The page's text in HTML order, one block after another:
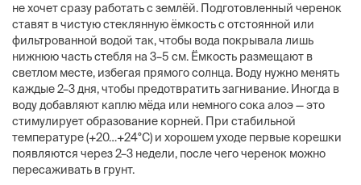
не хочет сразу работать с землёй. Подготовленный черенок
ставят в чистую стеклянную ёмкость с отстоянной или
фильтрованной водой так, чтобы вода покрывала лишь
нижнюю часть стебля на 3–5 см. Ёмкость размещают в
светлом месте, избегая прямого солнца. Воду нужно менять
каждые 2–3 дня, чтобы предотвратить загнивание. Иногда в
воду добавляют каплю мёда или немного сока алоэ — это
стимулирует образование корней. При стабильной
температуре (+20…+24°C) и хорошем уходе первые корешки
появляются через 2–3 недели, после чего черенок можно
пересаживать в грунт.